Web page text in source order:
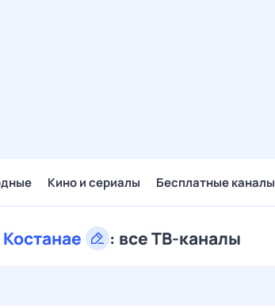
Кино и сериалы Бесплатные каналы
Костанае : все ТВ-каналы